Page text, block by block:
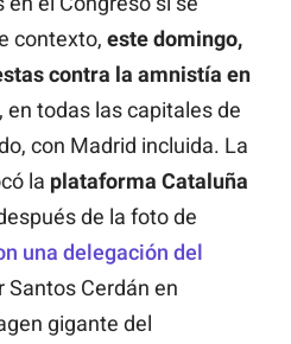
contexto, este domingo,
contra la amnistía en
en todas las capitales de
con Madrid incluida. La
la plataforma Cataluña
de la foto de
una delegación del
Santos Cerdán en
gigante del